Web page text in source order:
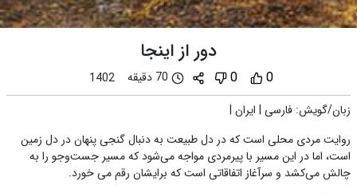
دور از اینجا
0
0 70 دقیقه
1402
زبان/گویش: فارسی | ایران |
روایت مردی محلی است که در دل طبیعت به‌ دنبال گنجی پنهان در دل زمین
است، اما در این مسیر با پیرمردی مواجه می‌شود که مسیر جست‌وجو را به
چالش می‌کشد و سرآغاز اتفاقاتی است که برایشان رقم می خورد.